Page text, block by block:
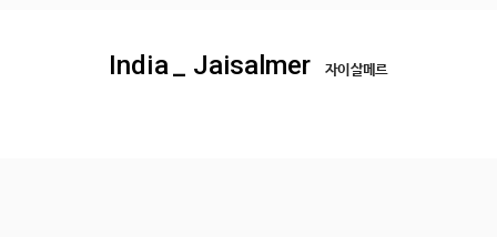
India_ Jaisalmer 자이살메르